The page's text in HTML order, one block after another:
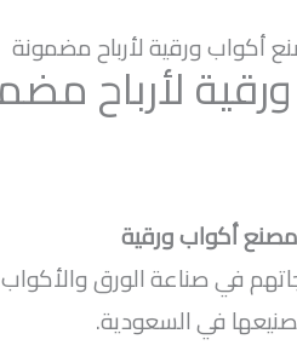
أكواب ورقية لأرباح مضمونة
لأرباح
أكواب ورقية
في صناعة الورق والأكواب
في السعودية.